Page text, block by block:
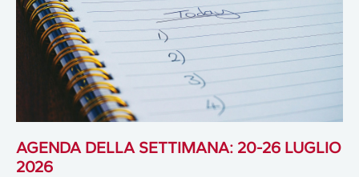
AGENDA DELLA SETTIMANA: 20-26 LUGLIO
2026